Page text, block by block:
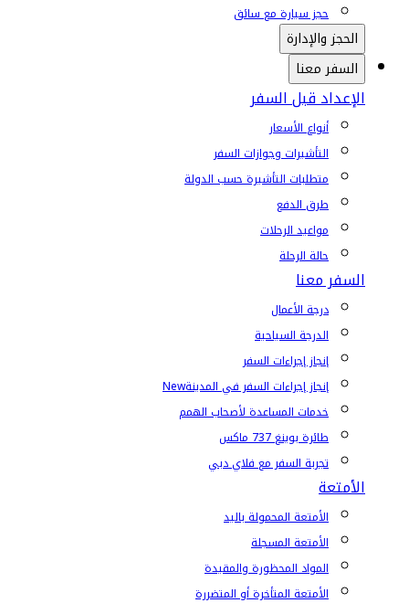
حجز سيارة مع سائق
الحجز والإدارة
السفر معنا
الإعداد قبل السفر
أنواع الأسعار
التأشيرات وجوازات السفر
متطلبات التأشيرة حسب الدولة
طرق الدفع
مواعيد الرحلات
حالة الرحلة
السفر معنا
درجة الأعمال
الدرجة السياحية
إنجاز إجراءات السفر
إنجاز إجراءات السفر في المدينةNew
خدمات المساعدة لأصحاب الهمم
طائرة بوينغ 737 ماكس
تجربة السفر مع فلاي دبي
الأمتعة
الأمتعة المحمولة باليد
الأمتعة المسجلة
المواد المحظورة والمقيدة
الأمتعة المتأخرة أو المتضررة